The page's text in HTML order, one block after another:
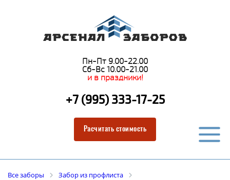
Пн-Пт 9.00-22.00
Сб-Вс 10.00-21.00
и в праздники!
+7 (995) 333-17-25
Расчитать стоимость
Все заборы
Забор из профлиста